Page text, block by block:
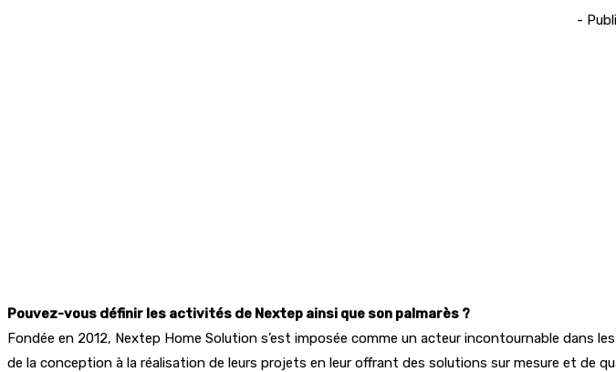
-
Pouvez-vous définir les activités de Nextep ainsi que son palmarès ?
Fondée en 2012, Nextep Home Solution s’est imposée comme un acteur incontournable dans
de la conception à la réalisation de leurs projets en leur offrant des solutions sur mesure et de